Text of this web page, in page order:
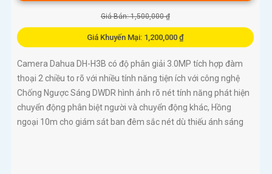
Giá Bán: 1,500,000 ₫
Giá Khuyến Mại: 1,200,000 ₫
Camera Dahua DH-H3B có độ phân giải 3.0MP tích hợp đàm
thoại 2 chiều to rõ với nhiều tính năng tiện ích với công nghệ
Chống Ngược Sáng DWDR hình ảnh rõ nét tính năng phát hiện
chuyển động phân biệt người và chuyển động khác, Hồng
ngoại 10m cho giám sát ban đêm sắc nét dù thiếu ánh sáng